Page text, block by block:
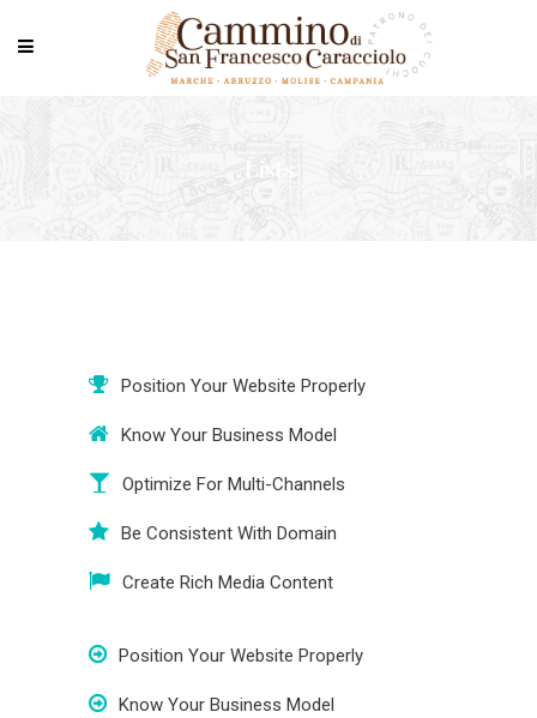
Lists
Position Your Website Properly
Know Your Business Model
Optimize For Multi-Channels
Be Consistent With Domain
Create Rich Media Content
Position Your Website Properly
Know Your Business Model